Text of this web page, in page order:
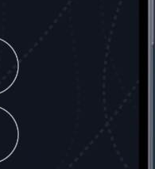
კითხვები
სოციალური ქსელი